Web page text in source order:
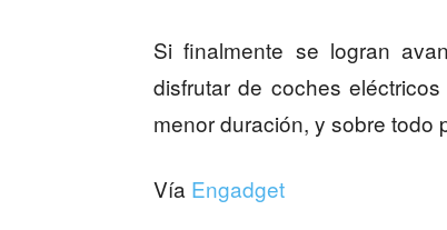
Si finalmente se logran
disfrutar de coches
menor duración, y sobre todo
Vía Engadget